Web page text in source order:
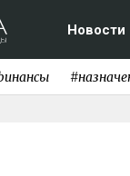
Новости